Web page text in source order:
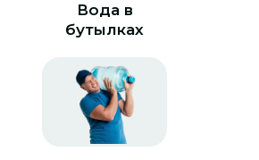
Вода в
бутылках